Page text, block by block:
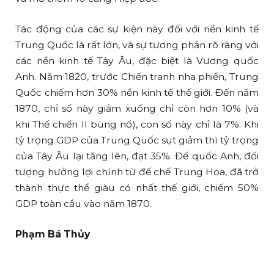
Tác động của các sự kiện này đối với nền kinh tế
Trung Quốc là rất lớn, và sự tương phản rõ ràng với
các nền kinh tế Tây Âu, đặc biệt là Vương quốc
Anh. Năm 1820, trước Chiến tranh nha phiến, Trung
Quốc chiếm hơn 30% nền kinh tế thế giới. Đến năm
1870, chỉ số này giảm xuống chỉ còn hơn 10% (và
khi Thế chiến II bùng nổ), con số này chỉ là 7%. Khi
tỷ trọng GDP của Trung Quốc sụt giảm thì tỷ trọng
của Tây Âu lại tăng lên, đạt 35%. Đế quốc Anh, đối
tượng hưởng lợi chính từ đế chế Trung Hoa, đã trở
thành thực thể giàu có nhất thế giới, chiếm 50%
GDP toàn cầu vào năm 1870.
Phạm Bá Thủy